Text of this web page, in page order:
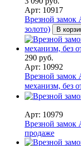
Арт: 10917
Врезной замок
золото)
В
290 руб.
Арт: 10992
Врезной замок
механизм, без
Арт: 10979
Врезной замок
продаже